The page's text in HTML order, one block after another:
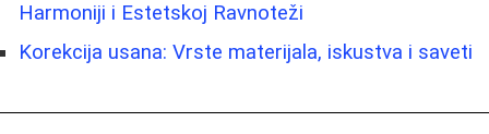
Harmoniji i Estetskoj Ravnoteži
Korekcija usana: Vrste materijala, iskustva i saveti